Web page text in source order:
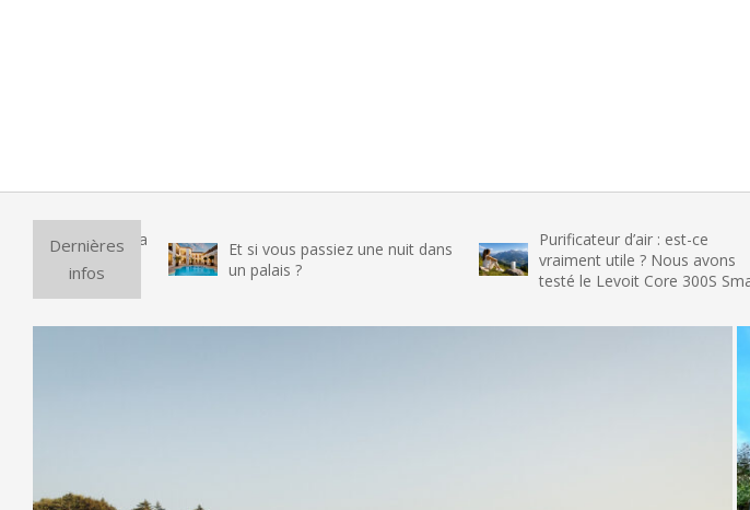
Dernières
infos
Et si vous passiez une nuit dans
un palais ?
Purificateur d’air : est-ce
vraiment utile ? Nous avons
testé le Levoit Core 300S Smart